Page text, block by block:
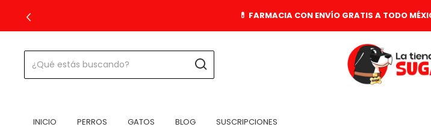
💊 FARMACIA CON ENVÍO GRATIS A TODO
INICIO PERROS GATOS BLOG SUSCRIPCIONES